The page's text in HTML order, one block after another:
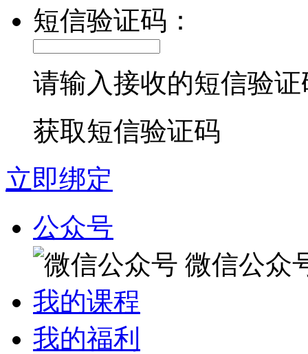
短信验证码：
请输入接收的短信验证
获取短信验证码
立即绑定
公众号
微信公众
我的课程
我的福利